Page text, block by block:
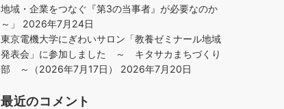
地域・企業をつなぐ『第3の当事者』が必要なのか
～」
2026年7月24日
東京電機大学にぎわいサロン「教養ゼミナール地域
発表会」に参加しました ～ キタサカまちづくり
部 ～（2026年7月17日）
2026年7月20日
最近のコメント